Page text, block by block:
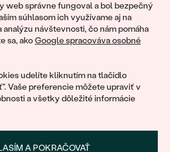
web správne fungoval a bol bezpečný
súhlasom ich využívame aj na
návštevnosti, čo nám pomáha
sa, akoGoogle spracováva osobné
udelíte kliknutím na tlačidlo
Vaše preferencie môžete upraviť v
a všetky dôležité informácie
A POKRAČOVAŤ